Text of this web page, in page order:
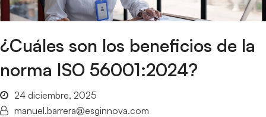
¿Cuáles son los beneficios de la
norma ISO 56001:2024?
24 diciembre, 2025
manuel.barrera@esginnova.com